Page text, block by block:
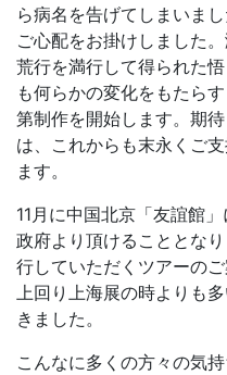
ら病名を告げてしまいま
ご心配をお掛けしました
荒行を満行して得られた
も何らかの変化をもたら
第制作を開始します。期
は、これからも末永くご
ます。
11月に中国北京「友誼館
政府より頂けることとな
行していただくツアーの
上回り上海展の時よりも
きました。
こんなに多くの方々の気